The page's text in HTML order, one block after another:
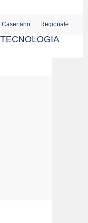
Casertano Regionale
TECNOLOGIA